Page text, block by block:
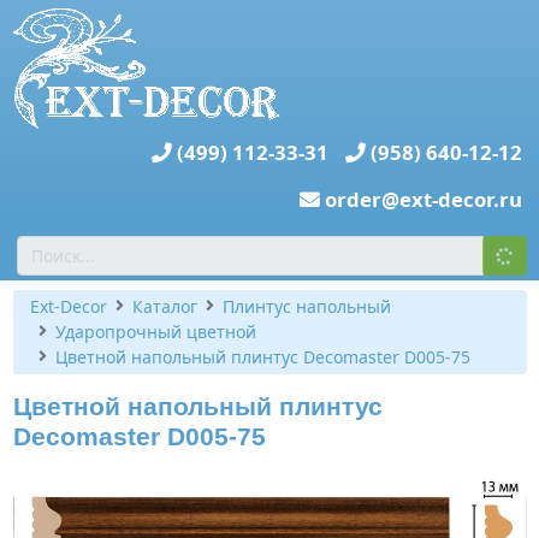
(499) 112-33-31
(958) 640-12-12
order@ext-decor.ru
Ext-Decor Каталог
Плинтус напольный
Ударопрочный цветной
Цветной напольный плинтус Decomaster D005-75
Цветной напольный плинтус
Decomaster D005-75